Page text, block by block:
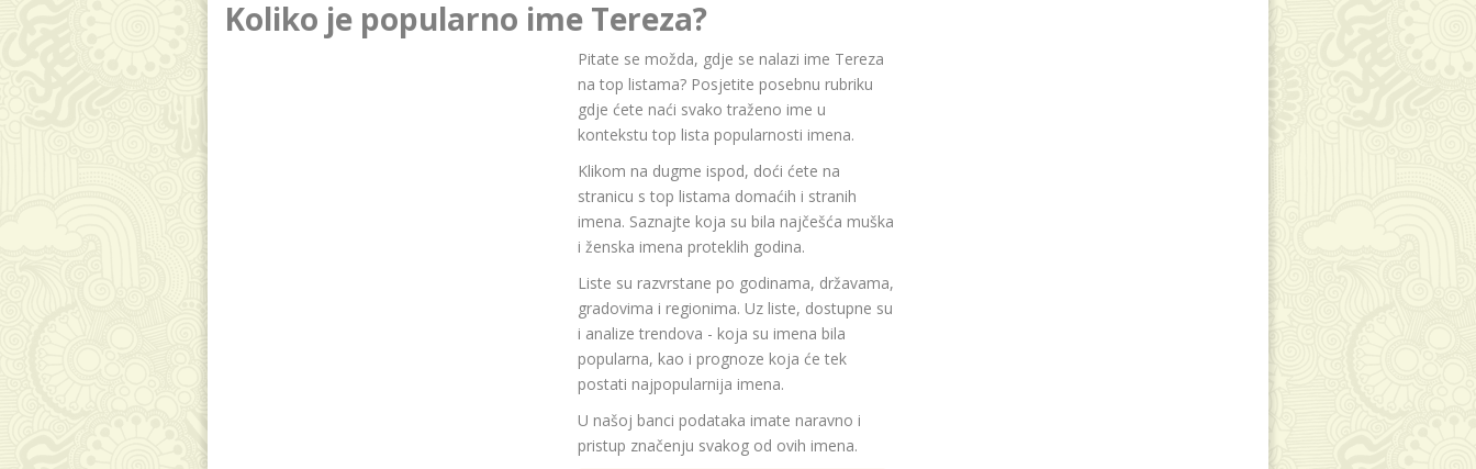
Koliko je popularno ime Tereza?
Pitate se možda, gdje se nalazi ime Tereza
na top listama? Posjetite posebnu rubriku
gdje ćete naći svako traženo ime u
kontekstu top lista popularnosti imena.
Klikom na dugme ispod, doći ćete na
stranicu s top listama domaćih i stranih
imena. Saznajte koja su bila najčešća muška
i ženska imena proteklih godina.
Liste su razvrstane po godinama, državama,
gradovima i regionima. Uz liste, dostupne su
i analize trendova - koja su imena bila
popularna, kao i prognoze koja će tek
postati najpopularnija imena.
U našoj banci podataka imate naravno i
pristup značenju svakog od ovih imena.